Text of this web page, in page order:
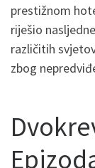
prestižnom
riješio
različitih
zbog